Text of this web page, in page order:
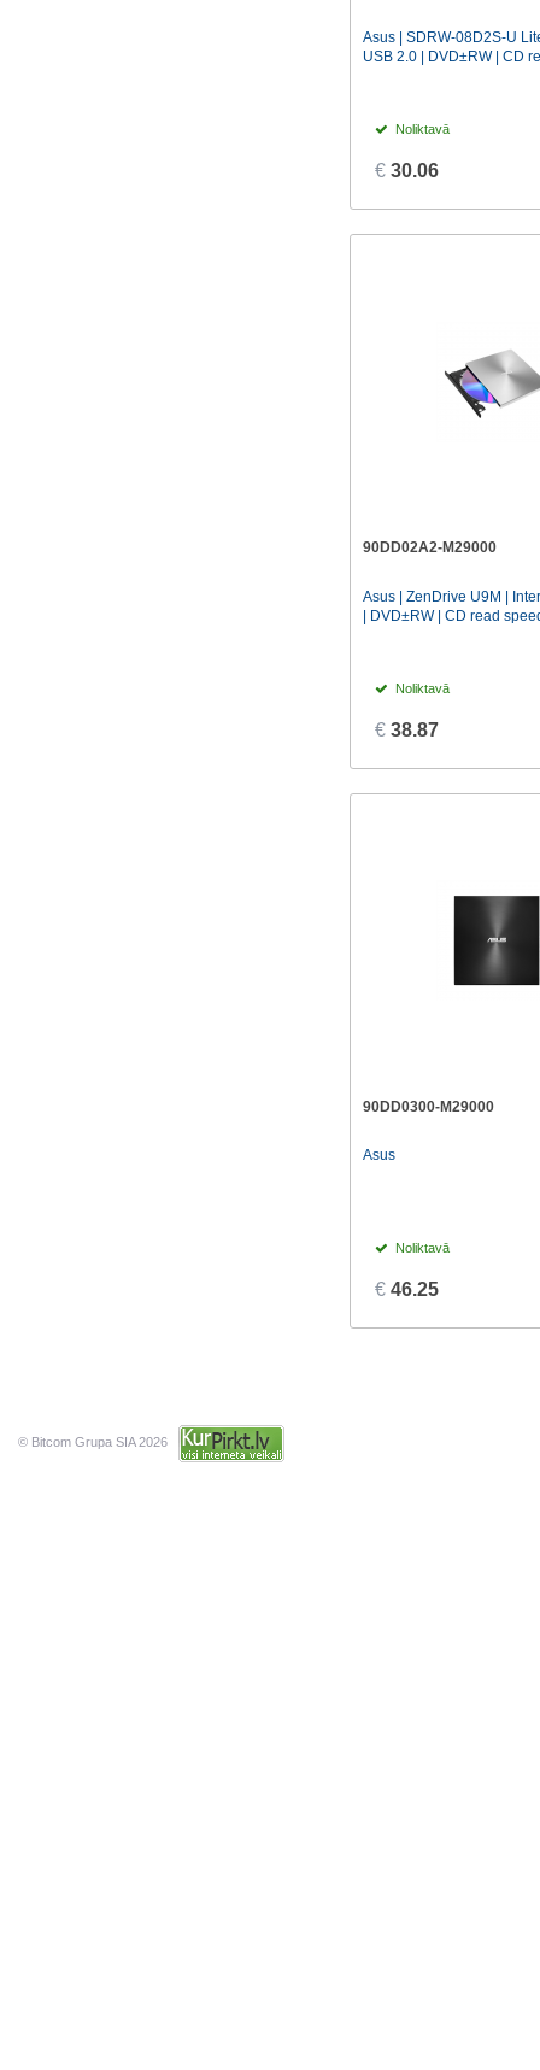
Asus | SDRW-08D2S-U
USB 2.0 | DVD±RW | CD
Noliktavā
€ 30.06
90DD02A2-M29000
Asus | ZenDrive U9M |
| DVD±RW | CD read
Noliktavā
€ 38.87
90DD0300-M29000
Asus
Noliktavā
€ 46.25
© Bitcom Grupa SIA 2026